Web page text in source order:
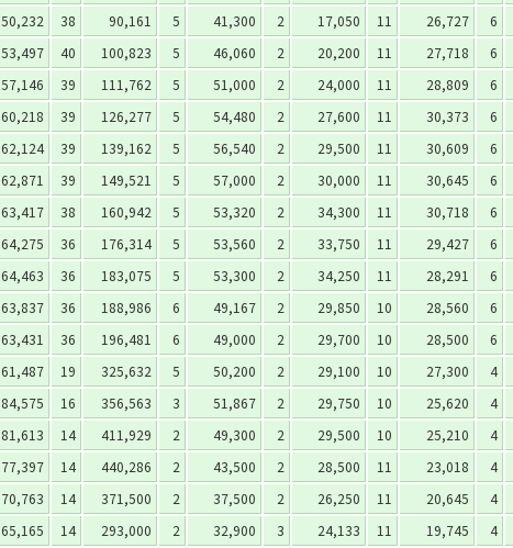
50,232 38 90,161 5 41,300 2 17,050 11 26,727 6
53,497 40 100,823 5 46,060 2 20,200 11 27,718 6
57,146 39 111,762 5 51,000 2 24,000 11 28,809 6
60,218 39 126,277 5 54,480 2 27,600 11 30,373 6
62,124 39 139,162 5 56,540 2 29,500 11 30,609 6
62,871 39 149,521 5 57,000 2 30,000 11 30,645 6
63,417 38 160,942 5 53,320 2 34,300 11 30,718 6
64,275 36 176,314 5 53,560 2 33,750 11 29,427 6
64,463 36 183,075 5 53,300 2 34,250 11 28,291 6
63,837 36 188,986 6 49,167 2 29,850 10 28,560 6
63,431 36 196,481 6 49,000 2 29,700 10 28,500 6
61,487 19 325,632 5 50,200 2 29,100 10 27,300 4
84,575 16 356,563 3 51,867 2 29,750 10 25,620 4
81,613 14 411,929 2 49,300 2 29,500 10 25,210 4
77,397 14 440,286 2 43,500 2 28,500 11 23,018 4
70,763 14 371,500 2 37,500 2 26,250 11 20,645 4
65,165 14 293,000 2 32,900 3 24,133 11 19,745 4